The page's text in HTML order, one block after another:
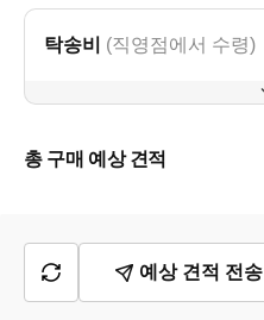
탁송비 (직영점에서 수령)
총 구매 예상 견적
예상 견적 전송